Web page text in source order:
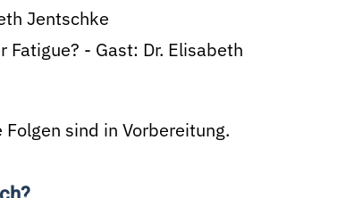
Jentschke
- Gast: Dr. Elisabeth
sind in Vorbereitung.